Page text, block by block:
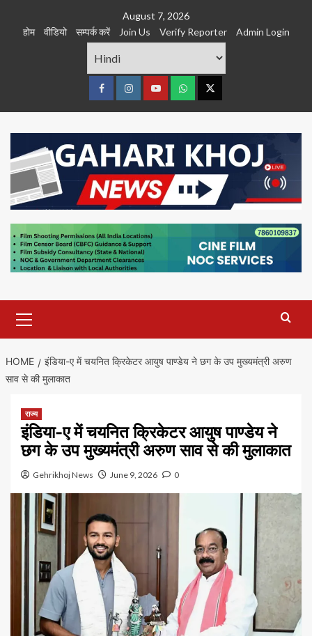
August 7, 2026
होम
वीडियो सम्पर्क करें Join Us Verify Reporter Admin Login
FacebookInstagramyoutubeWhatsTwitter
Menu
HOME
इंडिया-ए में चयनित क्रिकेटर आयुष पाण्डेय ने छग के उप मुख्यमंत्री अरुण
साव से की मुलाकात
राज्य
इंडिया-ए में चयनित क्रिकेटर आयुष पाण्डेय ने
छग के उप मुख्यमंत्री अरुण साव से की मुलाकात
Gehrikhoj News June 9, 2026 0